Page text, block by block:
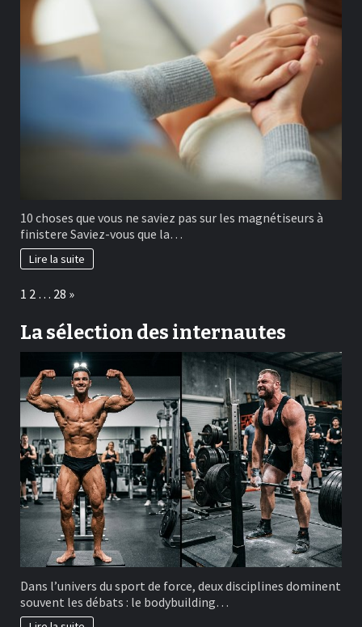
10 choses que vous ne saviez pas sur les magnétiseurs à
finistere Saviez-vous que la…
Lire la suite
Page:
1 2 … 28 Next
»
La sélection des internautes
Dans l’univers du sport de force, deux disciplines dominent
souvent les débats : le bodybuilding…